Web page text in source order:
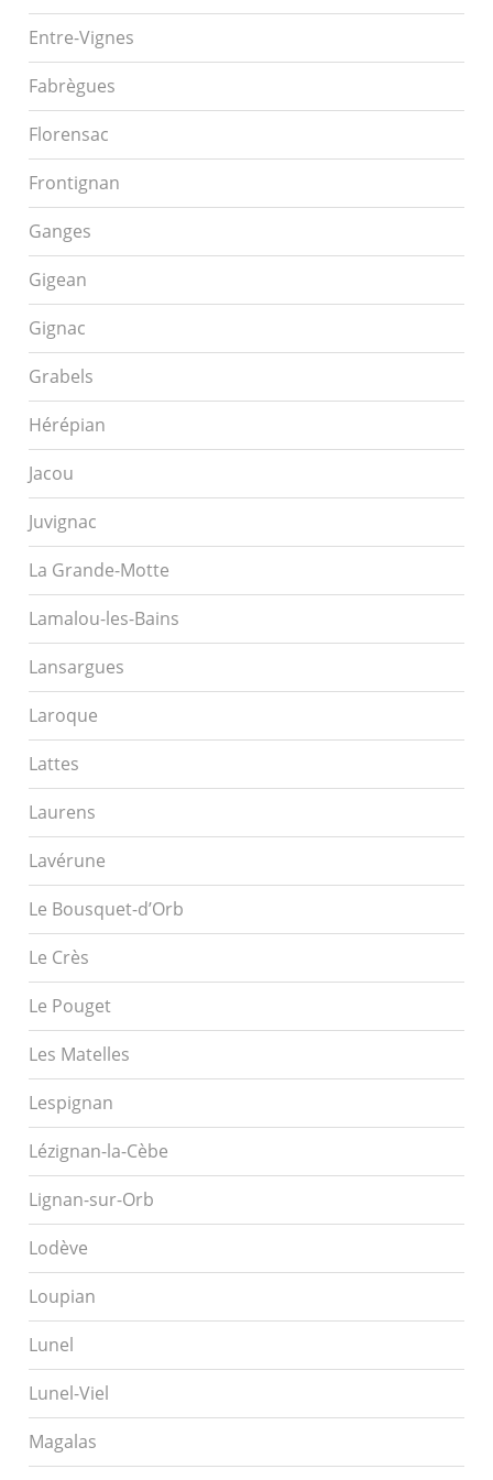
Entre-Vignes
Fabrègues
Florensac
Frontignan
Ganges
Gigean
Gignac
Grabels
Hérépian
Jacou
Juvignac
La Grande-Motte
Lamalou-les-Bains
Lansargues
Laroque
Lattes
Laurens
Lavérune
Le Bousquet-d’Orb
Le Crès
Le Pouget
Les Matelles
Lespignan
Lézignan-la-Cèbe
Lignan-sur-Orb
Lodève
Loupian
Lunel
Lunel-Viel
Magalas